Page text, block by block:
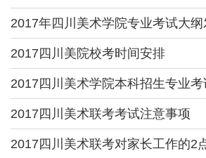
2017年四川美术学院专业考试大
2017四川美院校考时间安排
2017四川美术学院本科招生专业考
2017四川美术联考考试注意事项
2017四川美术联考对家长工作的2